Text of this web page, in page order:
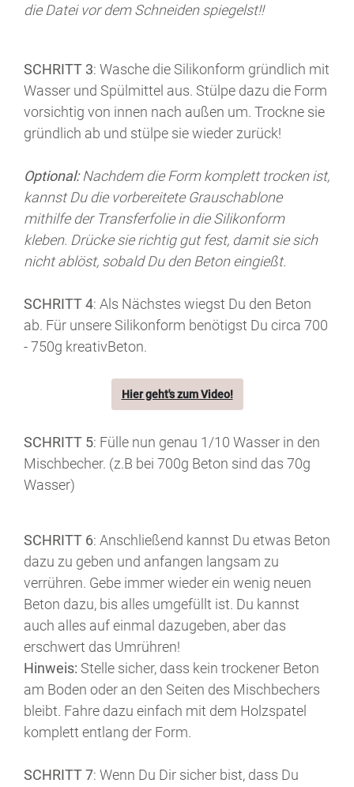
die Datei vor dem Schneiden spiegelst!!
SCHRITT 3: Wasche die Silikonform gründlich mit
Wasser und Spülmittel aus. Stülpe dazu die Form
vorsichtig von innen nach außen um. Trockne sie
gründlich ab und stülpe sie wieder zurück!
Optional:Nachdem die Form komplett trocken ist,
kannst Du die vorbereitete Grauschablone
mithilfe der Transferfolie in die Silikonform
kleben. Drücke sie richtig gut fest, damit sie sich
nicht ablöst, sobald Du den Beton eingießt.
SCHRITT 4: Als Nächstes wiegst Du den Beton
ab. Für unsere Silikonform benötigst Du circa 700
- 750g kreativBeton.
Hier geht's zum Video!
SCHRITT 5: Fülle nun genau 1/10 Wasser in den
Mischbecher. (z.B bei 700g Beton sind das 70g
Wasser)
SCHRITT 6: Anschließend kannst Du etwas Beton
dazu zu geben und anfangen langsam zu
verrühren. Gebe immer wieder ein wenig neuen
Beton dazu, bis alles umgefüllt ist. Du kannst
auch alles auf einmal dazugeben, aber das
erschwert das Umrühren!
Hinweis: Stelle sicher, dass kein trockener Beton
am Boden oder an den Seiten des Mischbechers
bleibt. Fahre dazu einfach mit dem Holzspatel
komplett entlang der Form.
SCHRITT 7: Wenn Du Dir sicher bist, dass Du